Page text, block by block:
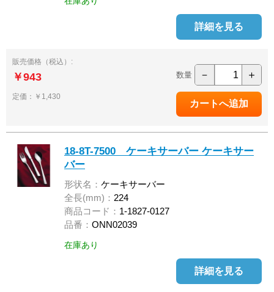
詳細を見る
販売価格（税込）:
￥943
定価：￥1,430
数量 － ＋
18-8T-7500 ケーキサーバー ケーキサー
バー
形状名： ケーキサーバー
全長(mm)： 224
商品コード： 1-1827-0127
品番： ONN02039
在庫あり
詳細を見る